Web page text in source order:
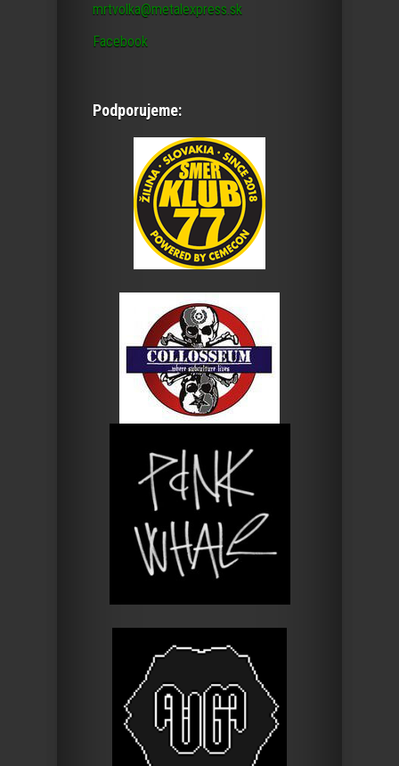
mrtvolka@metalexpress.sk
Facebook
Podporujeme: